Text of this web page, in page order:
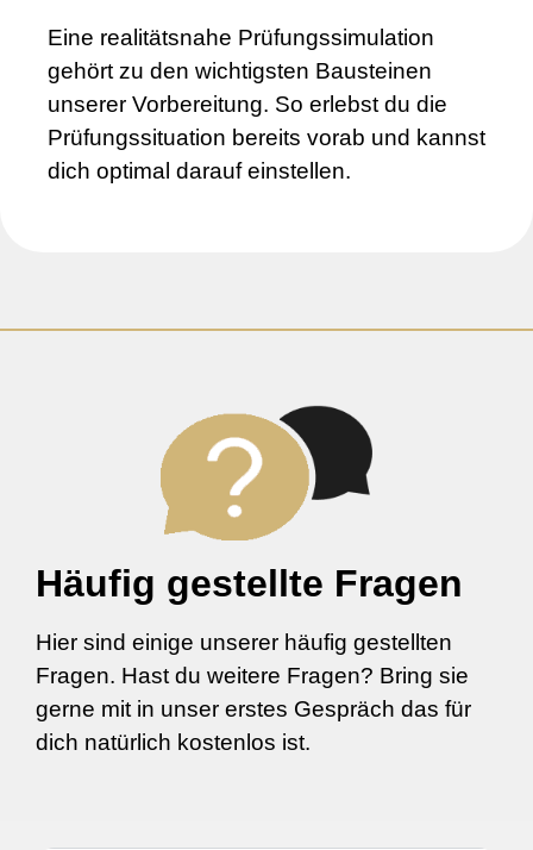
Eine realitätsnahe Prüfungssimulation
gehört zu den wichtigsten Bausteinen
unserer Vorbereitung. So erlebst du die
Prüfungssituation bereits vorab und kannst
dich optimal darauf einstellen.
Häufig gestellte Fragen
Hier sind einige unserer häufig gestellten
Fragen. Hast du weitere Fragen? Bring sie
gerne mit in unser erstes Gespräch das für
dich natürlich kostenlos ist.